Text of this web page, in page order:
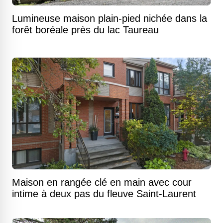
Lumineuse maison plain-pied nichée dans la
forêt boréale près du lac Taureau
Maison en rangée clé en main avec cour
intime à deux pas du fleuve Saint-Laurent